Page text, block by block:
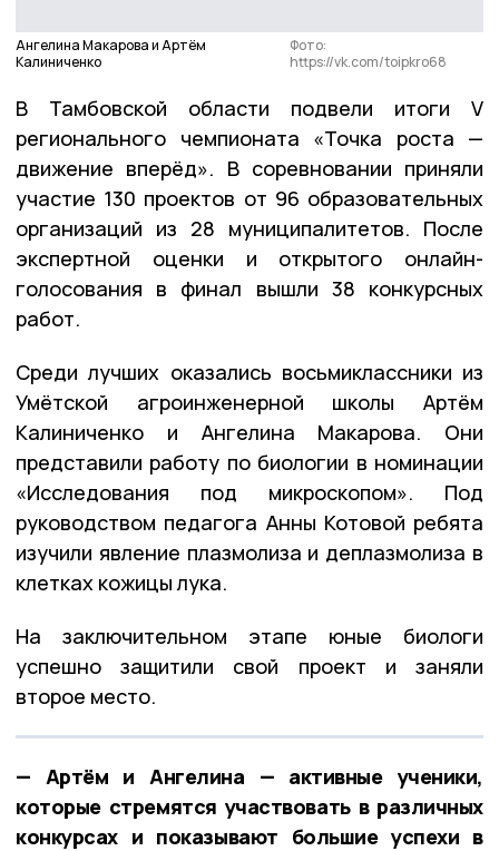
Ангелина Макарова и Артём
Калиниченко
Фото:
https://vk.com/toipkro68
В Тамбовской области подвели итоги V
регионального чемпионата «Точка роста —
движение вперёд». В соревновании приняли
участие 130 проектов от 96 образовательных
организаций из 28 муниципалитетов. После
экспертной оценки и открытого онлайн-
голосования в финал вышли 38 конкурсных
работ.
Среди лучших оказались восьмиклассники из
Умётской агроинженерной школы Артём
Калиниченко и Ангелина Макарова. Они
представили работу по биологии в номинации
«Исследования под микроскопом». Под
руководством педагога Анны Котовой ребята
изучили явление плазмолиза и деплазмолиза в
клетках кожицы лука.
На заключительном этапе юные биологи
успешно защитили свой проект и заняли
второе место.
— Артём и Ангелина — активные ученики,
которые стремятся участвовать в различных
конкурсах и показывают большие успехи в